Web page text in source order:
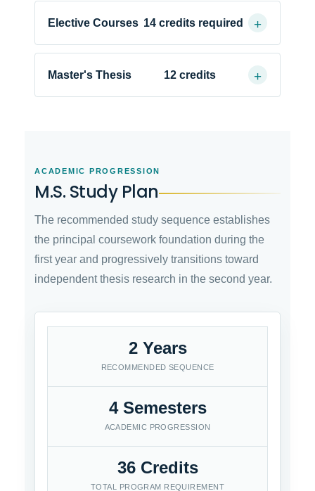
Elective Courses 14 credits required
Master's Thesis 12 credits
ACADEMIC PROGRESSION
M.S. Study Plan
The recommended study sequence establishes
the principal coursework foundation during the
first year and progressively transitions toward
independent thesis research in the second year.
2 Years
RECOMMENDED SEQUENCE
4 Semesters
ACADEMIC PROGRESSION
36 Credits
TOTAL PROGRAM REQUIREMENT